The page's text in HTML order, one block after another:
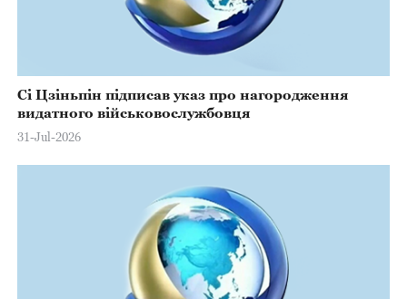
Сі Цзіньпін підписав указ про нагородження
видатного військовослужбовця
31-Jul-2026